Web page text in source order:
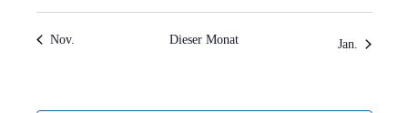
Nov. Dieser Monat Jan.